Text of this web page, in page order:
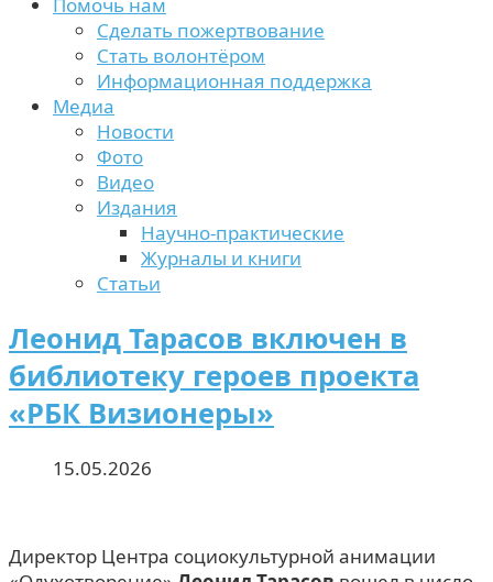
Помочь нам
Сделать пожертвование
Стать волонтёром
Информационная поддержка
Медиа
Новости
Фото
Видео
Издания
Научно-практические
Журналы и книги
Статьи
Леонид Тарасов включен в
библиотеку героев проекта
«РБК Визионеры»
15.05.2026
Директор Центра социокультурной анимации